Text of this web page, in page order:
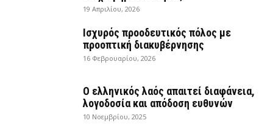
19 Απριλίου, 2026
Ισχυρός προοδευτικός πόλος με
προοπτική διακυβέρνησης
16 Φεβρουαρίου, 2026
Ο ελληνικός λαός απαιτεί διαφάνεια,
λογοδοσία και απόδοση ευθυνών
10 Νοεμβρίου, 2025